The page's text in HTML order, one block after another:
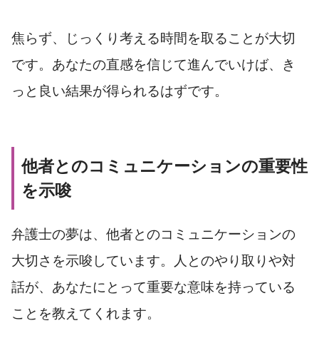
焦らず、じっくり考える時間を取ることが大切
です。あなたの直感を信じて進んでいけば、き
っと良い結果が得られるはずです。
他者とのコミュニケーションの重要性
を示唆
弁護士の夢は、他者とのコミュニケーションの
大切さを示唆しています。人とのやり取りや対
話が、あなたにとって重要な意味を持っている
ことを教えてくれます。